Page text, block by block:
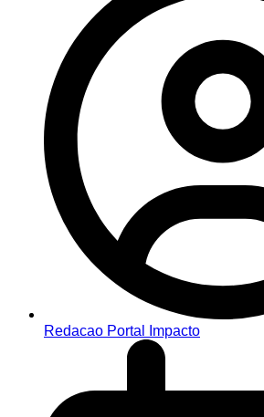
Redacao Portal Impacto